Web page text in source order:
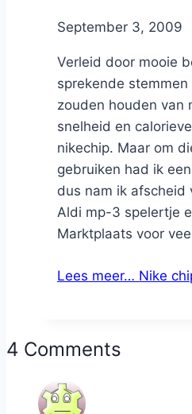
ByNicole
September 3, 2009
Verleid door mooie
sprekende
zouden houden van
snelheid en
nikechip. Maar om
gebruiken had ik
dus nam ik afscheid
Aldi mp-3 spelertje
Marktplaats voor
Lees meer… Nike
4 Comments